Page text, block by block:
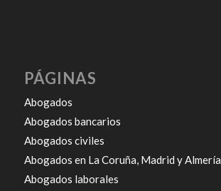
PÁGINAS
Abogados
Abogados bancarios
Abogados civiles
Abogados en La Coruña, Madrid y Almería
Abogados laborales